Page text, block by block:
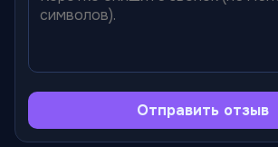
Отправить отзыв